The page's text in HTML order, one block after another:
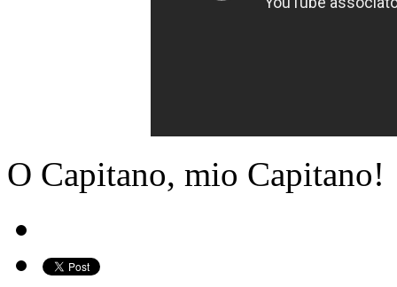
O Capitano, mio Capitano!